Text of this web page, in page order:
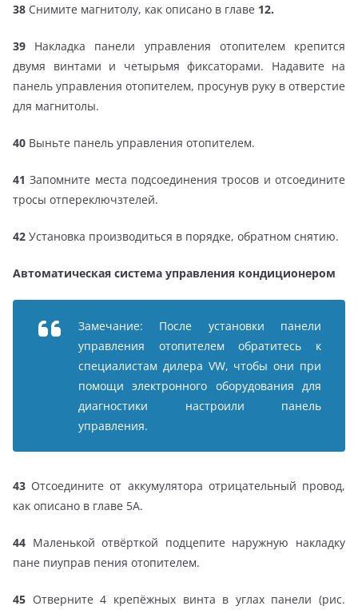
38 Снимите магнитолу, как описано в главе 12.
39 Накладка панели управления отопителем крепится
двумя винтами и четырьмя фиксаторами. Надавите на
панель управления отопителем, просунув руку в отверстие
для магнитолы.
40 Выньте панель управления отопителем.
41 Запомните места подсоединения тросов и отсоедините
тросы отпереключзтелей.
42 Установка производиться в порядке, обратном снятию.
Автоматическая система управления кондиционером
Замечание: После установки панели
управления отопителем обратитесь к
специалистам дилера VW, чтобы они при
помощи электронного оборудования для
диагностики настроили панель
управления.
43 Отсоедините от аккумулятора отрицательный провод,
как описано в главе 5А.
44 Маленькой отвёрткой подцепите наружную накладку
пане пиуправ пения отопителем.
45 Отверните 4 крепёжных винта в углах панели (рис.